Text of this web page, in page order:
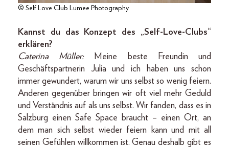
© Self Love Club Lumee Photography
Kannst du das Konzept des „Self-Love-Clubs“
erklären?
Caterina Müller:
Meine beste Freundin und
Geschäftspartnerin Julia und ich haben uns schon
immer gewundert, warum wir uns selbst so wenig feiern.
Anderen gegenüber bringen wir oft viel mehr Geduld
und Verständnis auf als uns selbst. Wir fanden, dass es in
Salzburg einen Safe Space braucht – einen Ort, an
dem man sich selbst wieder feiern kann und mit all
seinen Gefühlen willkommen ist. Genau deshalb gibt es